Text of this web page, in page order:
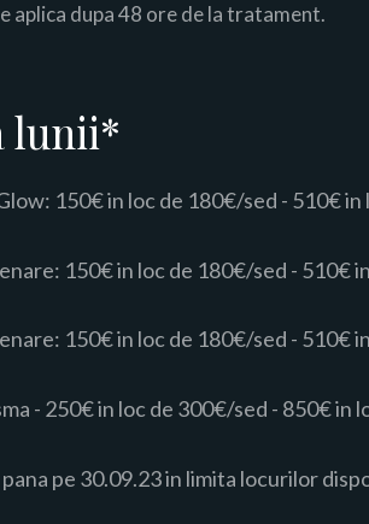
aplica dupa 48 ore de la tratament.
lunii*
150€ in loc de 180€/sed - 510€
150€ in loc de 180€/sed - 510€
150€ in loc de 180€/sed - 510€
- 250€ in loc de 300€/sed - 850€ in
pe 30.09.23 in limita locurilor